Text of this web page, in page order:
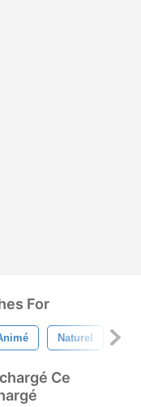
For
Naturel
Ce